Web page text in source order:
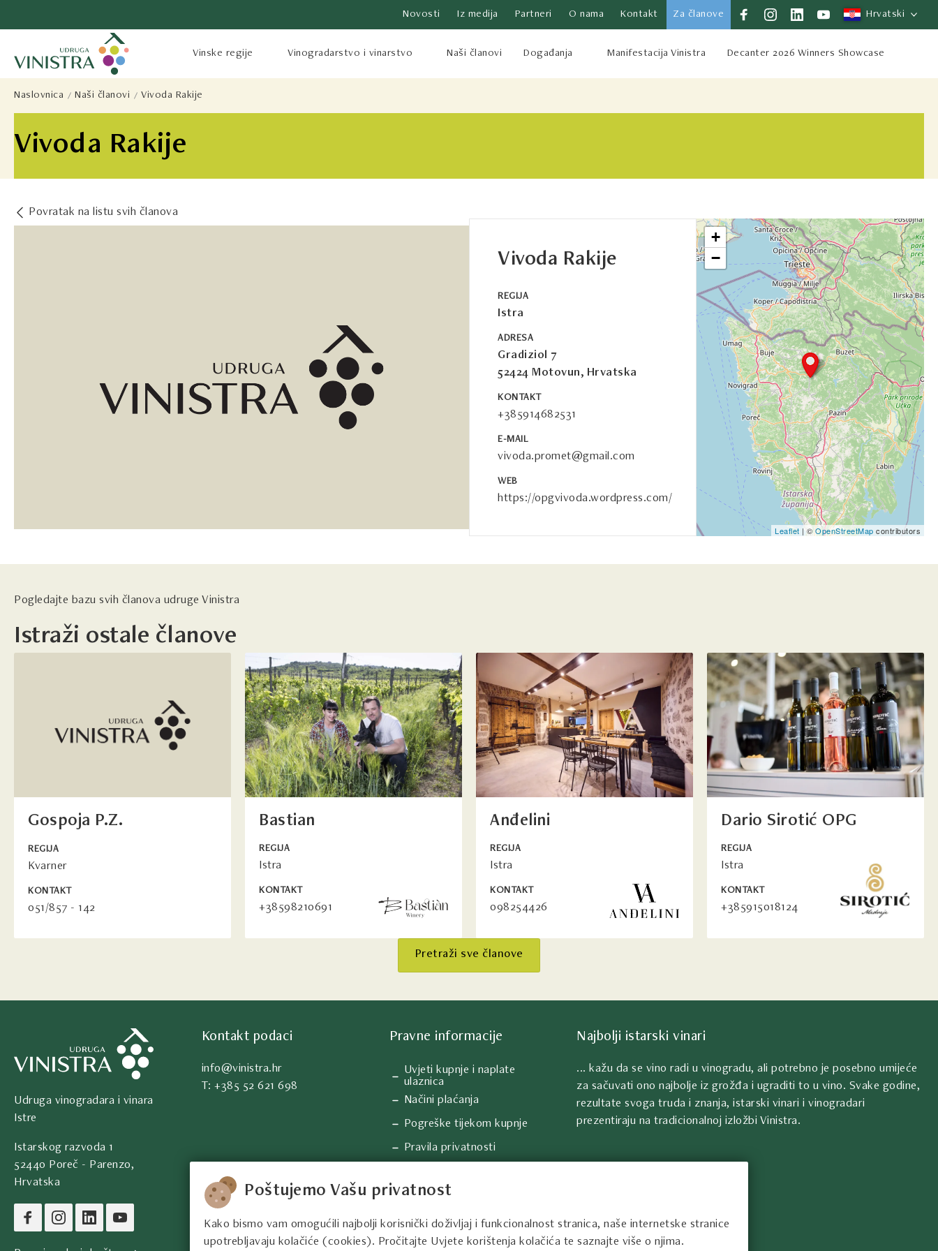
Poštujemo Vašu privatnost
Kako bismo vam omogućili najbolji korisnički doživljaj i funkcionalnost stranica, naše internetske stranice
upotrebljavaju kolačiće (cookies). Pročitajte Uvjete korištenja kolačića te saznajte više o njima.
Novosti Iz medija Partneri O nama Kontakt Za članove Hrvatski
Vinske regije Vinogradarstvo i vinarstvo Naši članovi Događanja Manifestacija Vinistra Decanter 2026 Winners Showcase
Vivoda Rakije
Naslovnica Naši članovi Vivoda Rakije
Povratak na listu svih članova
Vivoda Rakije
REGIJA
Istra
ADRESA
Gradiziol 7
52424 Motovun, Hrvatska
KONTAKT
+385914682531
E-MAIL
vivoda.promet@gmail.com
WEB
https://opgvivoda.wordpress.com/
+
−
Leaflet | ©OpenStreetMap contributors
Pogledajte bazu svih članova udruge Vinistra
Istraži ostale članove
Gospoja P.Z.
REGIJA
Kvarner
KONTAKT
051/857 - 142
Bastian
REGIJA
Istra
KONTAKT
+38598210691
Anđelini
REGIJA
Istra
KONTAKT
098254426
Dario Sirotić OPG
REGIJA
Istra
KONTAKT
+385915018124
Pretraži sve članove
Udruga vinogradara i vinara
Istre
Istarskog razvoda 1
52440 Poreč - Parenzo,
Hrvatska
Kontakt podaci
info@vinistra.hr
T: +385 52 621 698
Pravne informacije
Uvjeti kupnje i naplate
ulaznica
Načini plaćanja
Pogreške tijekom kupnje
Pravila privatnosti
Upiti, prigovori i reklamacije
Informacije o kolačićima
Najbolji istarski vinari
... kažu da se vino radi u vinogradu, ali potrebno je posebno umijeće
za sačuvati ono najbolje iz grožđa i ugraditi to u vino. Svake godine,
rezultate svoga truda i znanja, istarski vinari i vinogradari
prezentiraju na tradicionalnoj izložbi Vinistra.